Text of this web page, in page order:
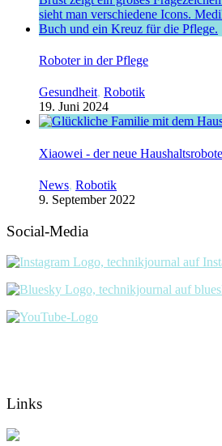
Roboter in der Pflege
Gesundheit, Robotik
19. Juni 2024
Xiaowei - der neue
News, Robotik
9. September 2022
Social-Media
Links